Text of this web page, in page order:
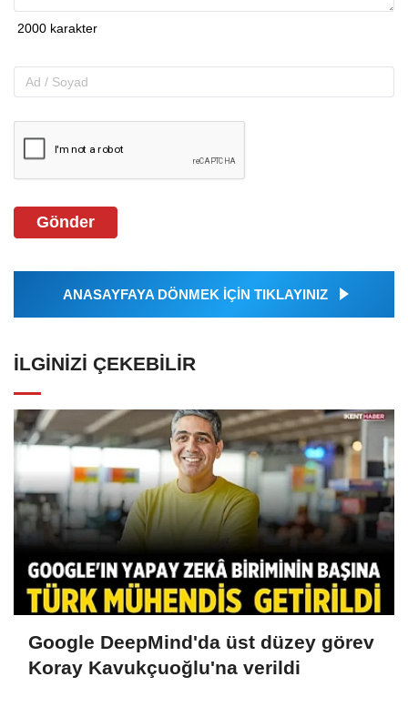
Gönder
ANASAYFAYA DÖNMEK İÇİN TIKLAYINIZ
İLGINIZI ÇEKEBILIR
Google DeepMind'da üst düzey görev
Koray Kavukçuoğlu'na verildi